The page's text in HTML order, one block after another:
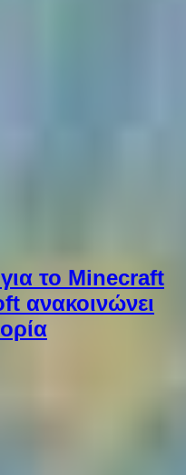
το Minecraft
ανακοινώνει